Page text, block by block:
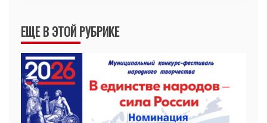
ЕЩЕ В ЭТОЙ РУБРИКЕ